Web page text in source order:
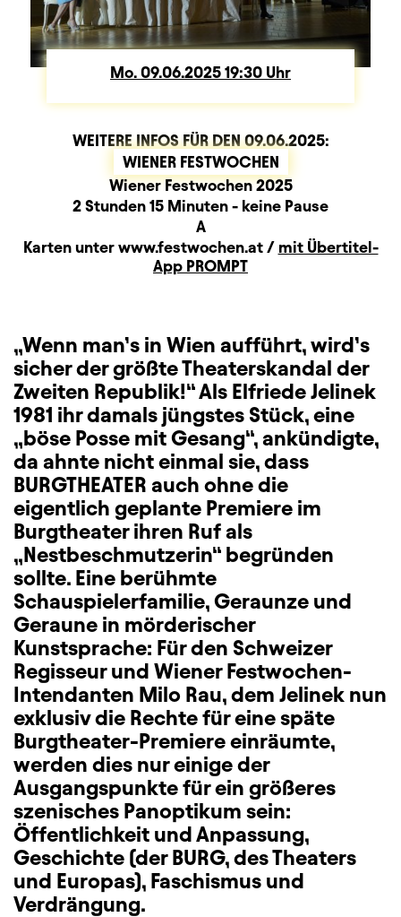
Mo. Montag
09.06.2025 19:30Uhr
WEITERE INFOS FÜR DEN09.06.2025:
WIENER FESTWOCHEN
BeschreibungInformation
ProduktionspartnerWiener Festwochen 2025
Dauer und Pausen
2 Stunden 15 Minuten - keine Pause
A
Zusatzinformation
Karten unter www.festwochen.at / mit Übertitel-
App PROMPT
„Wenn man’s in Wien aufführt, wird’s
sicher der größte Theaterskandal der
Zweiten Republik!“ Als Elfriede Jelinek
1981 ihr damals jüngstes Stück, eine
„böse Posse mit Gesang“, ankündigte,
da ahnte nicht einmal sie, dass
BURGTHEATER auch ohne die
eigentlich geplante Premiere im
Burgtheater ihren Ruf als
„Nestbeschmutzerin“ begründen
sollte. Eine berühmte
Schauspielerfamilie, Geraunze und
Geraune in mörderischer
Kunstsprache: Für den Schweizer
Regisseur und Wiener Festwochen-
Intendanten Milo Rau, dem Jelinek nun
exklusiv die Rechte für eine späte
Burgtheater-Premiere einräumte,
werden dies nur einige der
Ausgangspunkte für ein größeres
szenisches Panoptikum sein:
Öffentlichkeit und Anpassung,
Geschichte (der BURG, des Theaters
und Europas), Faschismus und
Verdrängung.